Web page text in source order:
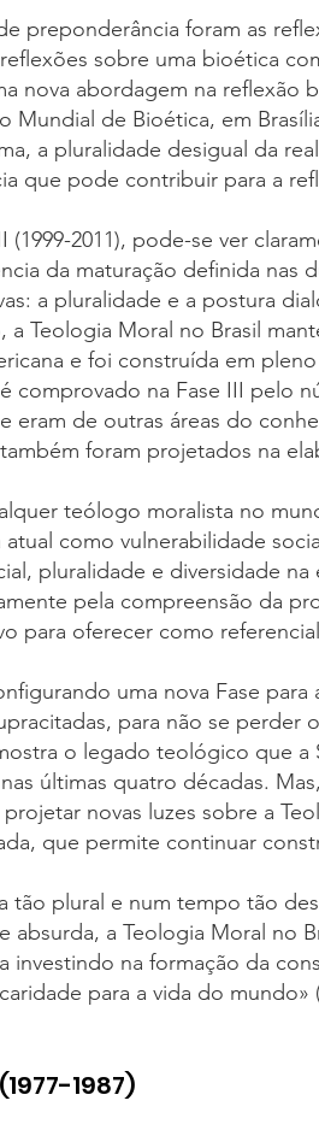
preponderância foram as
sobre uma bioética
nova abordagem na
Mundial de Bioética, em
a pluralidade desigual da
que pode contribuir para a
(1999-2011), pode-se ver
da maturação definida nas
a pluralidade e a postura
a Teologia Moral no Brasil
e foi construída em
comprovado na Fase III pelo
eram de outras áreas do
foram projetados na
teólogo moralista no
atual como vulnerabilidade
pluralidade e diversidade
pela compreensão da
para oferecer como
uma nova Fase
para não se
o legado teológico que
últimas quatro décadas.
novas luzes sobre a
que permite continuar
tão plural e num tempo tão
absurda, a Teologia Moral no
investindo na formação da
para a vida do mundo»
1987)